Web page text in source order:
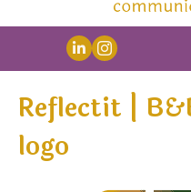
Reflectit |
logo